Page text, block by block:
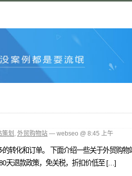
划 , 外贸购物站 — webseo @ 8:45 上午
转化和订单。 下面介绍一些关于外贸购
天退款政策，免关税，折扣价低至 […]